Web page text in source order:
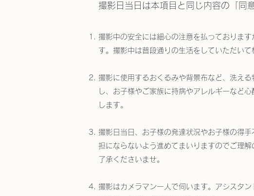
撮影日当日は本項目と同じ内容の「同
撮影中の安全には細心の注意を払っておりま
す。撮影中は普段通りの生活をしていただい
撮影に使用するおくるみや背景布など、洗え
し、お子様やご家族に持病やアレルギーなど
します。
撮影日当日、お子様の発達状況やお子様の得
担にならないよう進めてまいりますのでご理
了承くださいませ。
撮影はカメラマン一人で伺います。アシスタ